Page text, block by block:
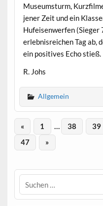
Museumsturm,
jener Zeit und ein
Hufeisenwerfen (Sieger
erlebnisreichen Tag ab,
ein positives Echo stieß.
R. Johs
Allgemein
« 1 … 38 39
47
»